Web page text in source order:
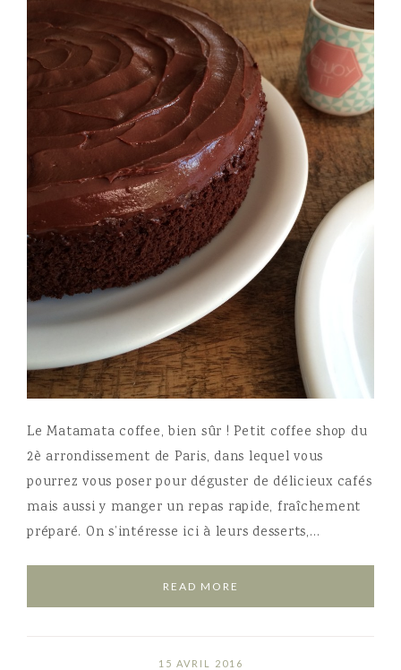
Le Matamata coffee, bien sûr ! Petit coffee shop du
2è arrondissement de Paris, dans lequel vous
pourrez vous poser pour déguster de délicieux cafés
mais aussi y manger un repas rapide, fraîchement
préparé. On s’intéresse ici à leurs desserts,…
READ MORE
15 AVRIL 2016